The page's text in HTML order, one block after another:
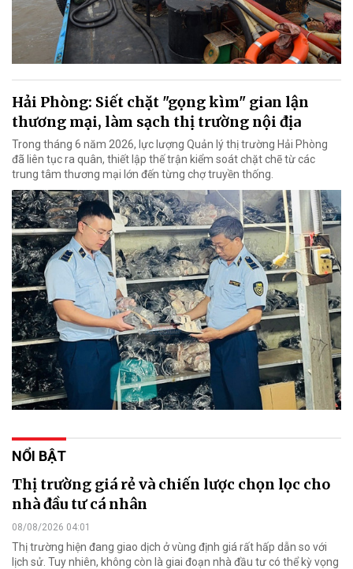
Hải Phòng: Siết chặt "gọng kìm" gian lận
thương mại, làm sạch thị trường nội địa
Trong tháng 6 năm 2026, lực lượng Quản lý thị trường Hải Phòng
đã liên tục ra quân, thiết lập thế trận kiểm soát chặt chẽ từ các
trung tâm thương mại lớn đến từng chợ truyền thống.
NỔI BẬT
Thị trường giá rẻ và chiến lược chọn lọc cho
nhà đầu tư cá nhân
08/08/2026 04:01
Thị trường hiện đang giao dịch ở vùng định giá rất hấp dẫn so với
lịch sử. Tuy nhiên, không còn là giai đoạn nhà đầu tư có thể kỳ vọng